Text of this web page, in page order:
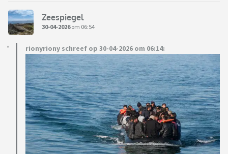
Zeespiegel
30-04-2026om 06:54
rionyriony schreef op 30-04-2026 om 06:14: